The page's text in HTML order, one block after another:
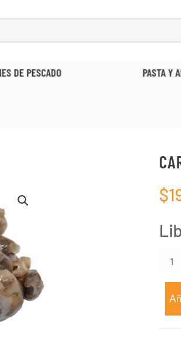
PASTA Y ARROZ
$
500
grs